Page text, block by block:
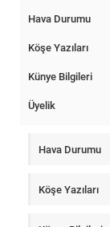
Hava Durumu
Köşe Yazıları
Künye Bilgileri
Üyelik
Hava Durumu
Köşe Yazıları